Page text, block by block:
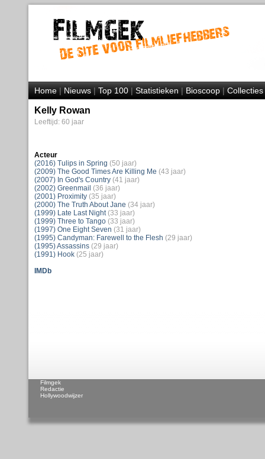
Home|Nieuws|Top 100|Statistieken|Bioscoop|Collecties
Kelly Rowan
Leeftijd: 60 jaar
Acteur
(2016) Tulips in Spring (50 jaar)
(2009) The Good Times Are Killing Me (43 jaar)
(2007) In God's Country (41 jaar)
(2002) Greenmail (36 jaar)
(2001) Proximity (35 jaar)
(2000) The Truth About Jane (34 jaar)
(1999) Late Last Night (33 jaar)
(1999) Three to Tango (33 jaar)
(1997) One Eight Seven (31 jaar)
(1995) Candyman: Farewell to the Flesh (29 jaar)
(1995) Assassins (29 jaar)
(1991) Hook (25 jaar)
IMDb
Filmgek
Redactie
Hollywoodwijzer